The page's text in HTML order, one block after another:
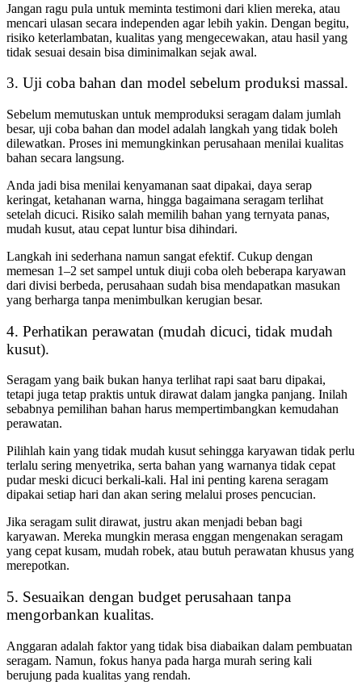
Jangan ragu pula untuk meminta testimoni dari klien mereka, atau
mencari ulasan secara independen agar lebih yakin. Dengan begitu,
risiko keterlambatan, kualitas yang mengecewakan, atau hasil yang
tidak sesuai desain bisa diminimalkan sejak awal.
3. Uji coba bahan dan model sebelum produksi massal.
Sebelum memutuskan untuk memproduksi seragam dalam jumlah
besar, uji coba bahan dan model adalah langkah yang tidak boleh
dilewatkan. Proses ini memungkinkan perusahaan menilai kualitas
bahan secara langsung.
Anda jadi bisa menilai kenyamanan saat dipakai, daya serap
keringat, ketahanan warna, hingga bagaimana seragam terlihat
setelah dicuci. Risiko salah memilih bahan yang ternyata panas,
mudah kusut, atau cepat luntur bisa dihindari.
Langkah ini sederhana namun sangat efektif. Cukup dengan
memesan 1–2 set sampel untuk diuji coba oleh beberapa karyawan
dari divisi berbeda, perusahaan sudah bisa mendapatkan masukan
yang berharga tanpa menimbulkan kerugian besar.
4. Perhatikan perawatan (mudah dicuci, tidak mudah
kusut).
Seragam yang baik bukan hanya terlihat rapi saat baru dipakai,
tetapi juga tetap praktis untuk dirawat dalam jangka panjang. Inilah
sebabnya pemilihan bahan harus mempertimbangkan kemudahan
perawatan.
Pilihlah kain yang tidak mudah kusut sehingga karyawan tidak perlu
terlalu sering menyetrika, serta bahan yang warnanya tidak cepat
pudar meski dicuci berkali-kali. Hal ini penting karena seragam
dipakai setiap hari dan akan sering melalui proses pencucian.
Jika seragam sulit dirawat, justru akan menjadi beban bagi
karyawan. Mereka mungkin merasa enggan mengenakan seragam
yang cepat kusam, mudah robek, atau butuh perawatan khusus yang
merepotkan.
5. Sesuaikan dengan budget perusahaan tanpa
mengorbankan kualitas.
Anggaran adalah faktor yang tidak bisa diabaikan dalam pembuatan
seragam. Namun, fokus hanya pada harga murah sering kali
berujung pada kualitas yang rendah.